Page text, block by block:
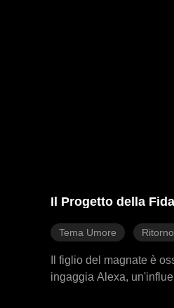
Il Progetto della
Tema Umore Ritorno
Il figlio del magnate è
ingaggia Alexa,